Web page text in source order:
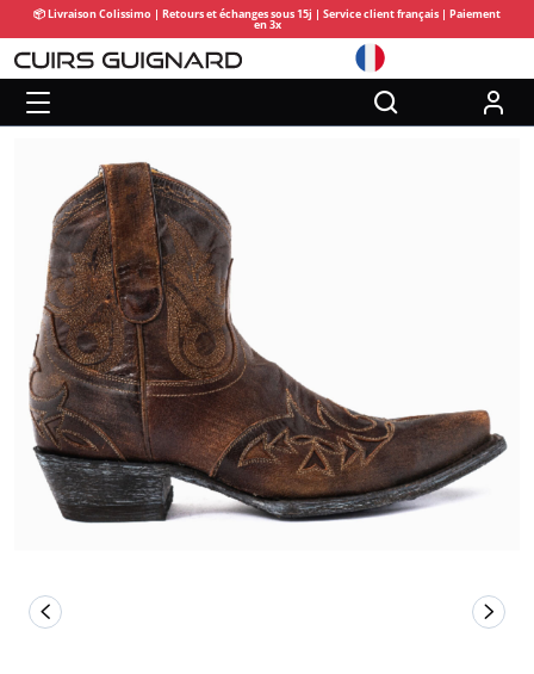
📦 Livraison Colissimo | Retours et échanges sous 15j | Service client français | Paiement
en 3x